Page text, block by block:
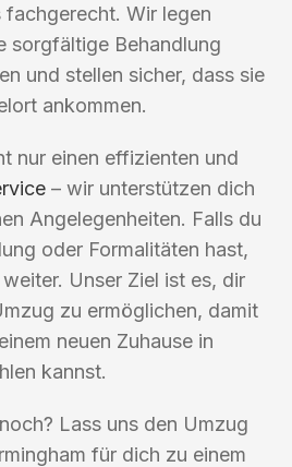
Wir legen
sorgfältige Behandlung
und stellen sicher, dass sie
ankommen.
nur einen effizienten und
– wir unterstützen dich
Angelegenheiten. Falls du
oder Formalitäten hast,
Unser Ziel ist es, dir
zu ermöglichen, damit
neuen Zuhause in
kannst.
Lass uns den Umzug
für dich zu einem